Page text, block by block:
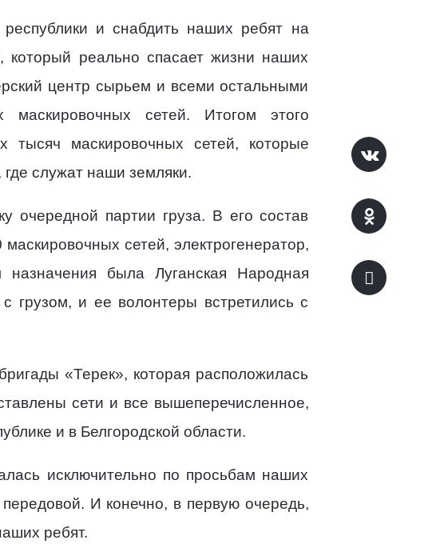
и снабдить наших ребят на
который реально спасает жизни наших
центр сырьем и всеми остальными
маскировочных сетей. Итогом этого
тысяч маскировочных сетей, которые
служат наши земляки.
очередной партии груза. В его состав
сетей, электрогенератор,
была Луганская Народная
грузом, и ее волонтеры встретились с
«Терек», которая расположилась
сети и все вышеперечисленное,
и в Белгородской области.
исключительно по просьбам наших
И конечно, в первую очередь,
ребят.